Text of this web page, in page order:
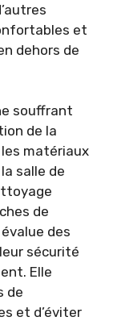
et
dehors de
souffrant
de la
matériaux
salle de
de
des
sécurité
Elle
de
et d’éviter